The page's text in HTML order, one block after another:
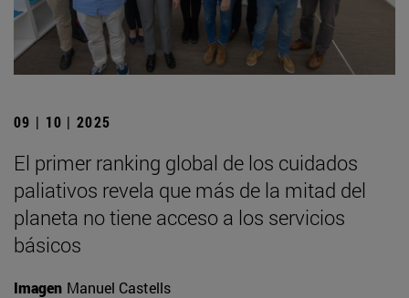
09 | 10 | 2025
El primer ranking global de los cuidados
paliativos revela que más de la mitad del
planeta no tiene acceso a los servicios
básicos
Imagen Manuel Castells